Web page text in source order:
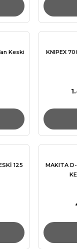
Keski
KNIPEX
125
MAKITA D-